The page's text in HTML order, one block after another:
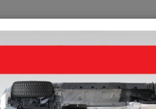
KRYT POD MOTOR HOME